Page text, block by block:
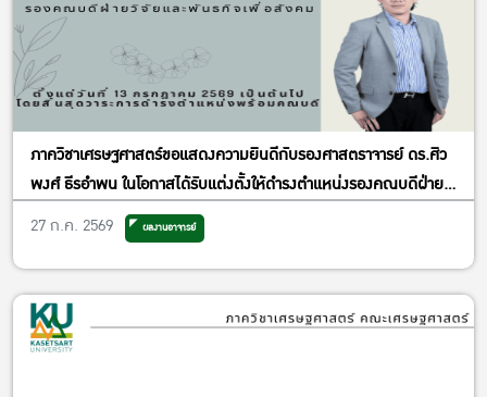
ภาควิชาเศรษฐศาสตร์ขอแสดงความยินดีกับรองศาสตราจารย์ ดร.ศิว
พงศ์ ธีรอำพน ในโอกาสได้รับแต่งตั้งให้ดำรงตำแหน่งรองคณบดีฝ่าย
วิจัยและพันธกิจเพื่อสังคม
27 ก.ค. 2569 ผลงานอาจารย์